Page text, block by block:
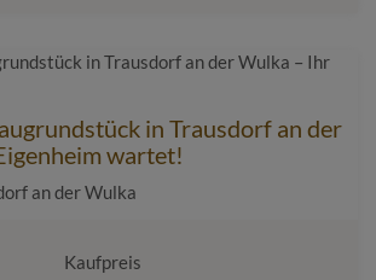
in Trausdorf an der
wartet!
an der Wulka
Kaufpreis